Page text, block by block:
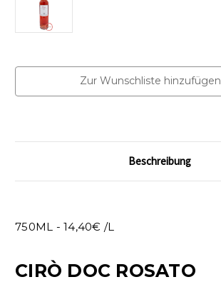
Lagerbestand:Zur Wunschliste hinzufügen
Beschreibung
750ML - 14,40€ /L
CIRÒ DOC ROSATO